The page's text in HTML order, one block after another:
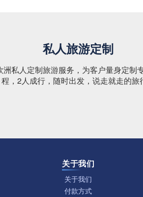
私人旅游定制
洲私人定制旅游服务，为客户量身定制
程，2人成行，随时出发，说走就走的旅
关于我们
关于我们
付款方式